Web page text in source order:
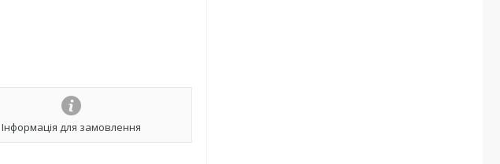
Інформація для замовлення